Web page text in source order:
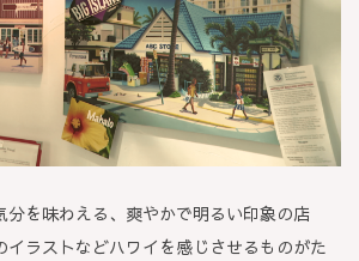
分を味わえる、爽やかで明るい印象の店
イラストなどハワイを感じさせるものがた